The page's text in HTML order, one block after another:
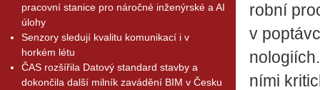
pracovní stanice pro náročné inženýrské a AI
úlohy
Senzory sledují kvalitu komunikací i v
horkém létu
ČAS rozšířila Datový standard stavby a
dokončila další milník zavádění BIM v Česku
rob­ní
v
ní­mi